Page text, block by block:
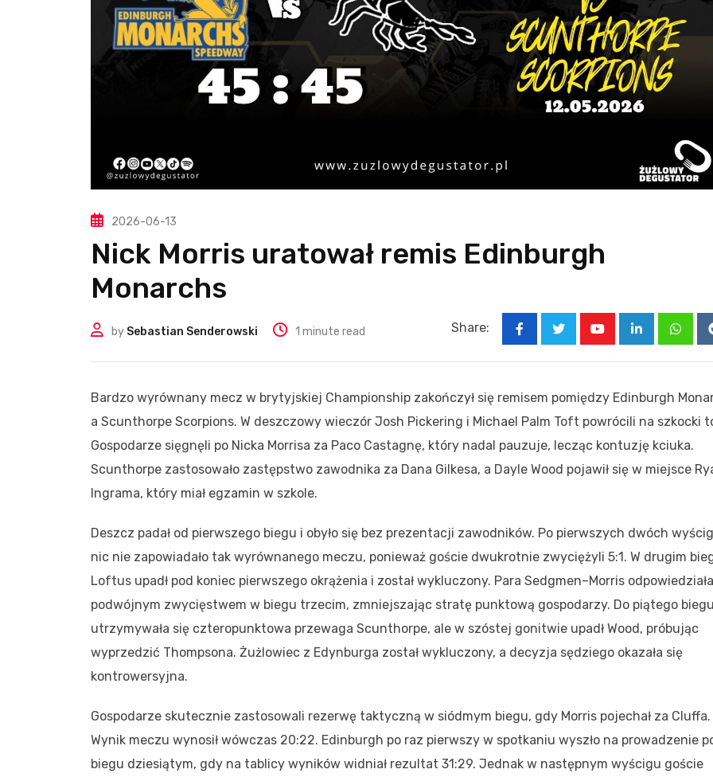
2026-06-13
Nick Morris uratował remis Edinburgh
Monarchs
by Sebastian Senderowski 1 minute read Share:
LinkedIn
Bardzo wyrównany mecz w brytyjskiej Championship zakończył się remisem pomiędzy Edinburgh
a Scunthorpe Scorpions. W deszczowy wieczór Josh Pickering i Michael Palm Toft powrócili na szkocki
Gospodarze sięgnęli po Nicka Morrisa za Paco Castagnę, który nadal pauzuje, lecząc kontuzję kciuka.
Scunthorpe zastosowało zastępstwo zawodnika za Dana Gilkesa, a Dayle Wood pojawił się w miejsce
Ingrama, który miał egzamin w szkole.
Deszcz padał od pierwszego biegu i obyło się bez prezentacji zawodników. Po pierwszych dwóch
nic nie zapowiadało tak wyrównanego meczu, ponieważ goście dwukrotnie zwyciężyli 5:1. W drugim
Loftus upadł pod koniec pierwszego okrążenia i został wykluczony. Para Sedgmen–Morris odpowiedziała
podwójnym zwycięstwem w biegu trzecim, zmniejszając stratę punktową gospodarzy. Do piątego biegu
utrzymywała się czteropunktowa przewaga Scunthorpe, ale w szóstej gonitwie upadł Wood, próbując
wyprzedzić Thompsona. Żużlowiec z Edynburga został wykluczony, a decyzja sędziego okazała się
kontrowersyjna.
Gospodarze skutecznie zastosowali rezerwę taktyczną w siódmym biegu, gdy Morris pojechał za Cluffa.
Wynik meczu wynosił wówczas 20:22. Edinburgh po raz pierwszy w spotkaniu wyszło na prowadzenie
biegu dziesiątym, gdy na tablicy wyników widniał rezultat 31:29. Jednak w następnym wyścigu goście